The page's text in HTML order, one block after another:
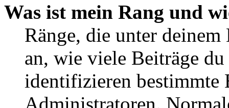
Was ist mein Rang und
Ränge, die unter deinem
an, wie viele Beiträge
identifizieren bestimmte